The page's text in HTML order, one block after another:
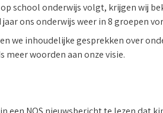
school onderwijs volgt, krijgen wij
jaar ons onderwijs weer in 8 groepen
we inhoudelijke gesprekken over
meer woorden aan onze visie.